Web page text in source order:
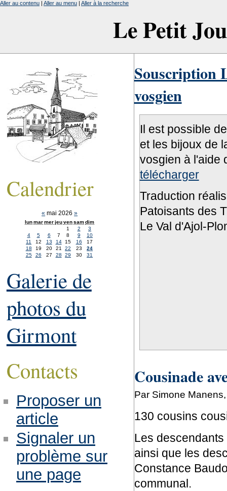
Le Petit
Aller au contenu | Aller au menu | Aller à la recherche
Souscription
vosgien
Il est possible
et les bijoux de
vosgien à l'aide
télécharger
Traduction
Patoisants des
Le Val d'Ajol-
Cousinade
Par Simone
130 cousins
Les
ainsi que les
Constance
communal.
Calendrier
« mai 2026»
lunmarmerjeuvensamdim
1
2
3
4
5 6 7 8 9
10
11
12 13 14 15 16
17
18
19 20 21 22 23
24
25
26 27 28 29 30 31
Galerie de
photos du
Girmont
Contacts
Proposer un
article
Signaler un
problème sur
une page